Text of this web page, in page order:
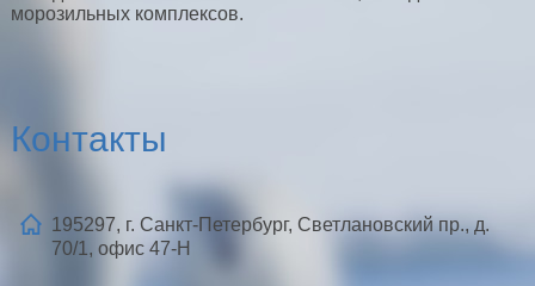
морозильных комплексов.
Контакты
195297, г. Санкт-Петербург, Светлановский пр., д.
70/1, офис 47-Н